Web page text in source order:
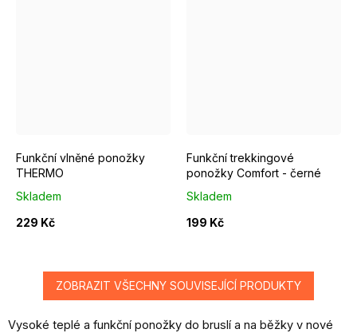
Funkční vlněné ponožky
THERMO
Skladem
229 Kč
Funkční trekkingové
ponožky Comfort - černé
Skladem
199 Kč
ZOBRAZIT VŠECHNY SOUVISEJÍCÍ PRODUKTY
Vysoké teplé a funkční ponožky do bruslí a na běžky v nové